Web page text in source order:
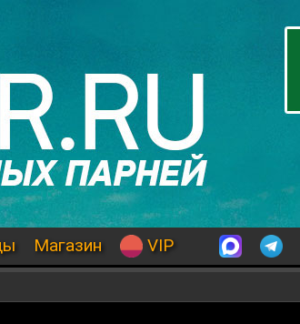
Магазин VIP